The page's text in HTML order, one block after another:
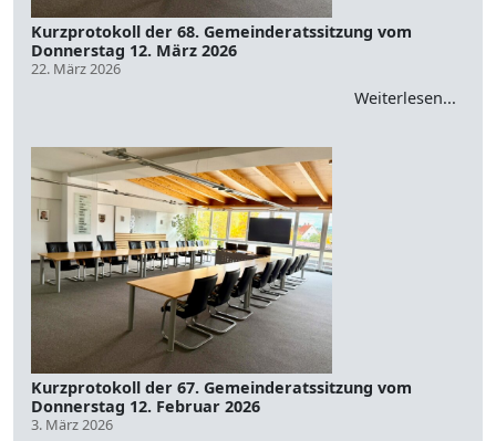
Kurzprotokoll der 68. Gemeinderatssitzung vom
Donnerstag 12. März 2026
22. März 2026
Weiterlesen...
Kurzprotokoll der 67. Gemeinderatssitzung vom
Donnerstag 12. Februar 2026
3. März 2026